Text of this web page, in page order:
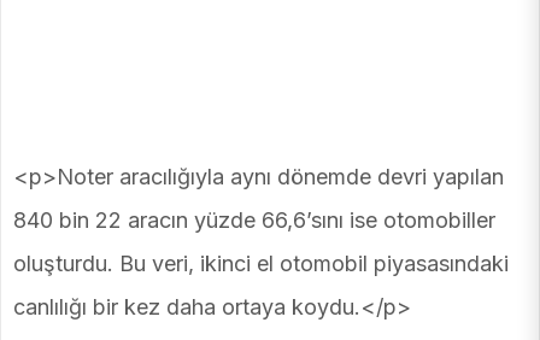
<p>Noter aracılığıyla aynı dönemde devri yapılan
840 bin 22 aracın yüzde 66,6’sını ise otomobiller
oluşturdu. Bu veri, ikinci el otomobil piyasasındaki
canlılığı bir kez daha ortaya koydu.</p>